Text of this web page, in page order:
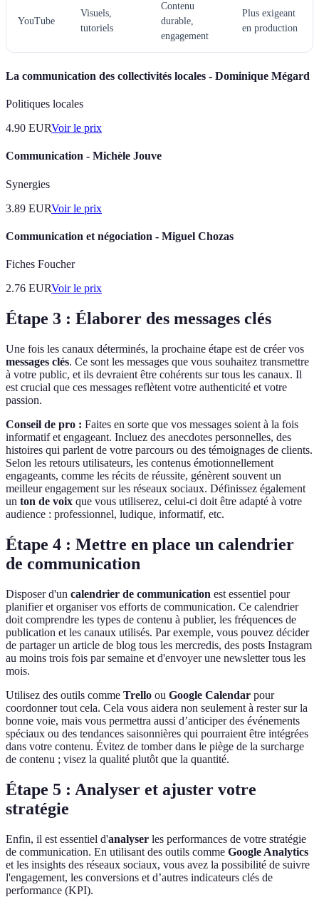
YouTube
Visuels,
tutoriels
Contenu
durable,
engagement
Plus exigeant
en production
La communication des collectivités locales - Dominique Mégard
Politiques locales
4.90 EURVoir le prix
Communication - Michèle Jouve
Synergies
3.89 EURVoir le prix
Communication et négociation - Miguel Chozas
Fiches Foucher
2.76 EURVoir le prix
Étape 3 : Élaborer des messages clés
Une fois les canaux déterminés, la prochaine étape est de créer vos
messages clés. Ce sont les messages que vous souhaitez transmettre
à votre public, et ils devraient être cohérents sur tous les canaux. Il
est crucial que ces messages reflètent votre authenticité et votre
passion.
Conseil de pro : Faites en sorte que vos messages soient à la fois
informatif et engageant. Incluez des anecdotes personnelles, des
histoires qui parlent de votre parcours ou des témoignages de clients.
Selon les retours utilisateurs, les contenus émotionnellement
engageants, comme les récits de réussite, génèrent souvent un
meilleur engagement sur les réseaux sociaux. Définissez également
un ton de voix que vous utiliserez, celui-ci doit être adapté à votre
audience : professionnel, ludique, informatif, etc.
Étape 4 : Mettre en place un calendrier
de communication
Disposer d'un calendrier de communication est essentiel pour
planifier et organiser vos efforts de communication. Ce calendrier
doit comprendre les types de contenu à publier, les fréquences de
publication et les canaux utilisés. Par exemple, vous pouvez décider
de partager un article de blog tous les mercredis, des posts Instagram
au moins trois fois par semaine et d'envoyer une newsletter tous les
mois.
Utilisez des outils comme Trello ou Google Calendar pour
coordonner tout cela. Cela vous aidera non seulement à rester sur la
bonne voie, mais vous permettra aussi d’anticiper des événements
spéciaux ou des tendances saisonnières qui pourraient être intégrées
dans votre contenu. Évitez de tomber dans le piège de la surcharge
de contenu ; visez la qualité plutôt que la quantité.
Étape 5 : Analyser et ajuster votre
stratégie
Enfin, il est essentiel d'analyser les performances de votre stratégie
de communication. En utilisant des outils comme Google Analytics
et les insights des réseaux sociaux, vous avez la possibilité de suivre
l'engagement, les conversions et d’autres indicateurs clés de
performance (KPI).